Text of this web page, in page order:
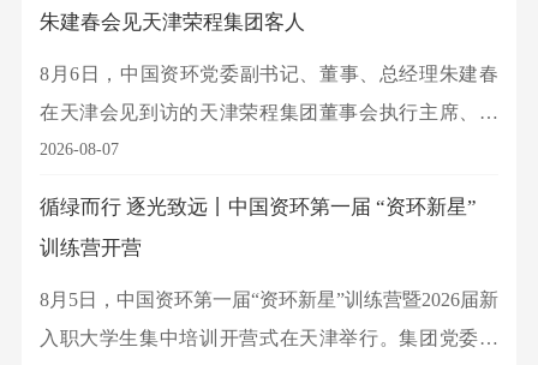
朱建春会见天津荣程集团客人
8月6日，中国资环党委副书记、董事、总经理朱建春
在天津会见到访的天津荣程集团董事会执行主席、总
裁张君婷一行。
2026-08-07
循绿而行 逐光致远丨中国资环第一届 “资环新星”
训练营开营
8月5日，中国资环第一届“资环新星”训练营暨2026届新
入职大学生集中培训开营式在天津举行。集团党委副